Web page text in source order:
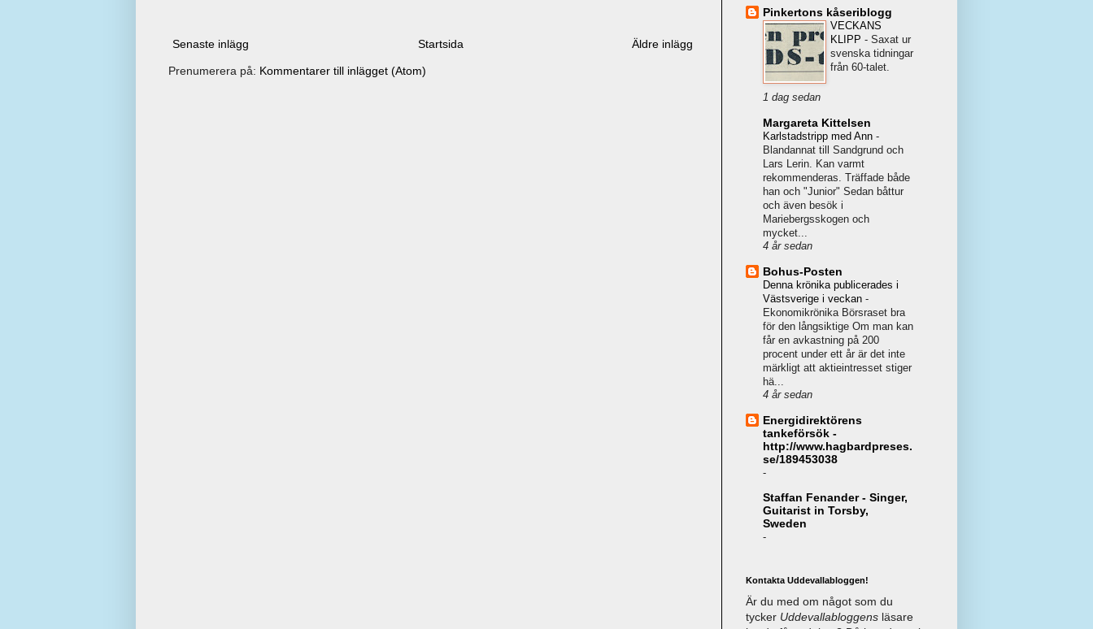
Senaste inlägg Äldre inlägg
Startsida
Prenumerera på: Kommentarer till inlägget (Atom)
Pinkertons kåseriblogg
VECKANS
KLIPP - Saxat ur
svenska tidningar
från 60-talet.
1 dag sedan
Margareta Kittelsen
Karlstadstripp med Ann -
Blandannat till Sandgrund och
Lars Lerin. Kan varmt
rekommenderas. Träffade både
han och "Junior" Sedan båttur
och även besök i
Mariebergsskogen och
mycket...
4 år sedan
Bohus-Posten
Denna krönika publicerades i
Västsverige i veckan -
Ekonomikrönika Börsraset bra
för den långsiktige Om man kan
får en avkastning på 200
procent under ett år är det inte
märkligt att aktieintresset stiger
hä...
4 år sedan
Energidirektörens
tankeförsök -
http://www.hagbardpreses.
se/189453038
-
Staffan Fenander - Singer,
Guitarist in Torsby,
Sweden
-
Kontakta Uddevallabloggen!
Är du med om något som du
tycker Uddevallabloggens läsare